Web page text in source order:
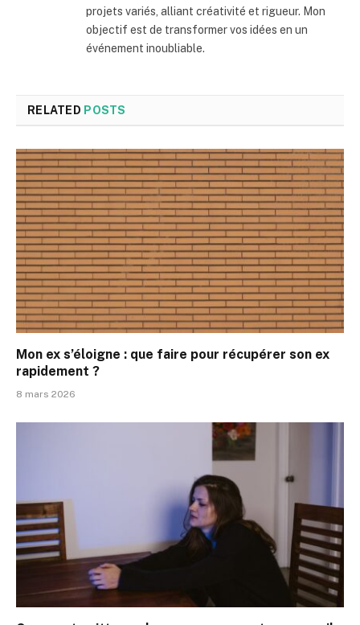
projets variés, alliant créativité et rigueur. Mon
objectif est de transformer vos idées en un
événement inoubliable.
RELATED POSTS
Mon ex s’éloigne : que faire pour récupérer son ex
rapidement ?
8 mars 2026